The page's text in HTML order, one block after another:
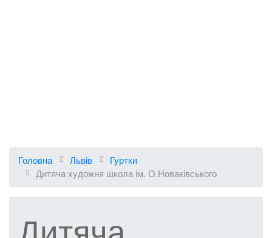
Головна Львів
Гуртки
Дитяча художня школа ім. О.Новаківського